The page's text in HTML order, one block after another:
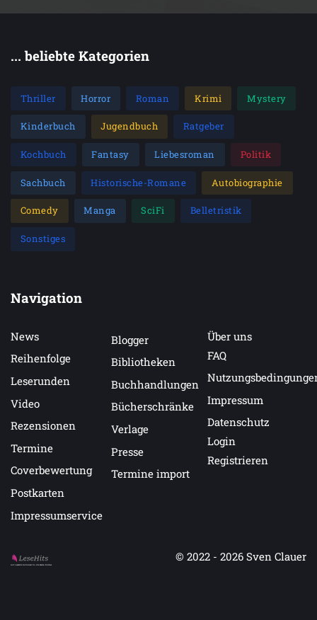
... beliebte Kategorien
Thriller Horror Roman Krimi Mystery
Kinderbuch Jugendbuch Ratgeber
Kochbuch Fantasy Liebesroman Politik
Sachbuch Historische-Romane Autobiographie
Comedy Manga SciFi Belletristik
Sonstiges
Navigation
News
Reihenfolge
Leserunden
Video
Rezensionen
Termine
Coverbewertung
Postkarten
Impressumservice
Blogger
Bibliotheken
Buchhandlungen
Bücherschränke
Verlage
Presse
Termine import
Über uns
FAQ
Impressum
Datenschutz
Login
Registrieren
Auf LeseHits.de findest Du die besten Bücher.
© 2022 - 2026 Sven Clauer